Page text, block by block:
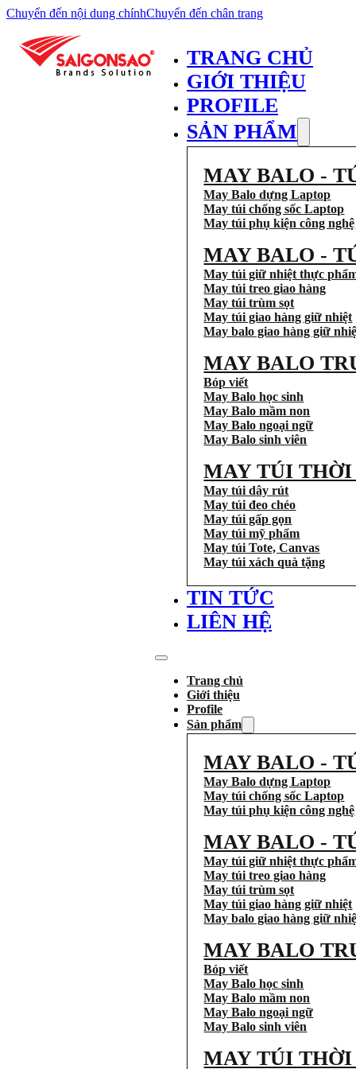
Chuyển đến nội dung chínhChuyển đến chân trang
TRANG CHỦ
GIỚI THIỆU
PROFILE
SẢN PHẨM
MAY BALO -
May Balo dựng Laptop
May túi chống sốc Laptop
May túi phụ kiện công nghệ
MAY BALO -
May túi giữ nhiệt thực
May túi treo giao hàng
May túi trùm sọt
May túi giao hàng giữ nhiệt
May balo giao hàng giữ
MAY BALO
Bóp viết
May Balo học sinh
May Balo mầm non
May Balo ngoại ngữ
May Balo sinh viên
MAY TÚI
May túi dây rút
May túi đeo chéo
May túi gấp gọn
May túi mỹ phẩm
May túi Tote, Canvas
May túi xách quà tặng
TIN TỨC
LIÊN HỆ
Trang chủ
Giới thiệu
Profile
Sản phẩm
MAY BALO -
May Balo dựng Laptop
May túi chống sốc Laptop
May túi phụ kiện công nghệ
MAY BALO -
May túi giữ nhiệt thực
May túi treo giao hàng
May túi trùm sọt
May túi giao hàng giữ nhiệt
May balo giao hàng giữ
MAY BALO
Bóp viết
May Balo học sinh
May Balo mầm non
May Balo ngoại ngữ
May Balo sinh viên
MAY TÚI